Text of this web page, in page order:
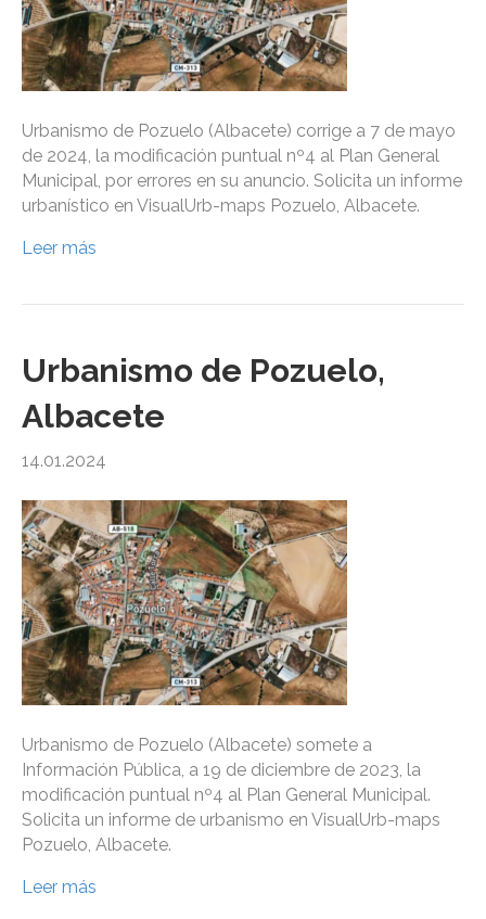
Urbanismo de Pozuelo (Albacete) corrige a 7 de mayo
de 2024, la modificación puntual nº4 al Plan General
Municipal, por errores en su anuncio. Solicita un informe
urbanístico en VisualUrb-maps Pozuelo, Albacete.
Leer más
Urbanismo de Pozuelo,
Albacete
14.01.2024
Urbanismo de Pozuelo (Albacete) somete a
Información Pública, a 19 de diciembre de 2023, la
modificación puntual nº4 al Plan General Municipal.
Solicita un informe de urbanismo en VisualUrb-maps
Pozuelo, Albacete.
Leer más